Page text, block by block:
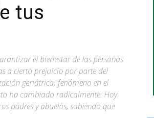
tus
el bienestar de las personas
a cierto prejuicio por parte del
geriátrica, fenómeno en el
ha cambiado radicalmente. Hoy
padres y abuelos, sabiendo que